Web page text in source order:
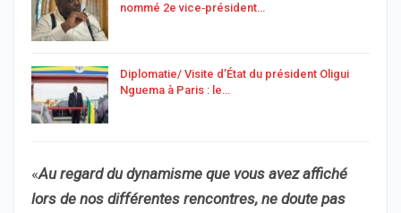
nommé 2e vice‑président…
Diplomatie/ Visite d’État du président Oligui
Nguema à Paris : le…
«Au regard du dynamisme que vous avez affiché
lors de nos différentes rencontres, ne doute pas